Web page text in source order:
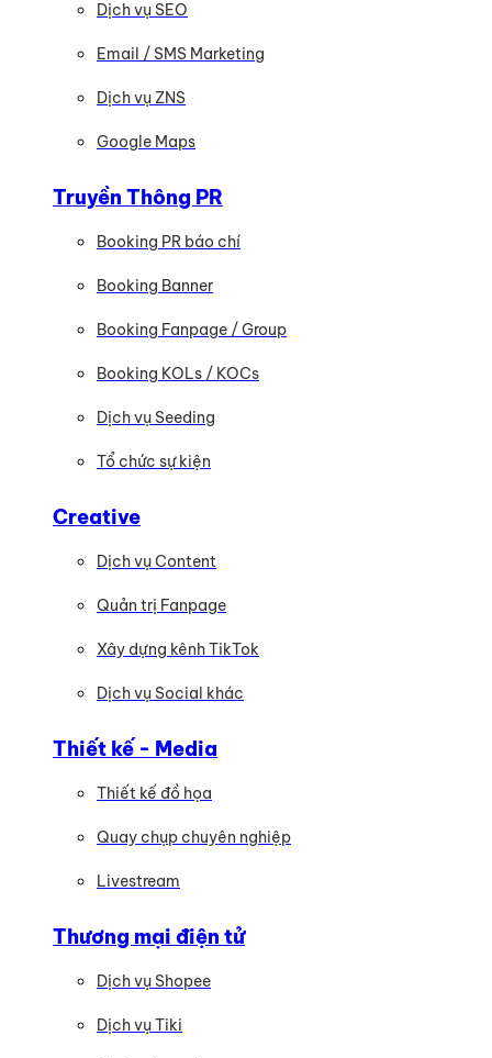
Dịch vụ SEO
Email / SMS Marketing
Dịch vụ ZNS
Google Maps
Truyền Thông PR
Booking PR báo chí
Booking Banner
Booking Fanpage / Group
Booking KOLs / KOCs
Dịch vụ Seeding
Tổ chức sự kiện
Creative
Dịch vụ Content
Quản trị Fanpage
Xây dựng kênh TikTok
Dịch vụ Social khác
Thiết kế - Media
Thiết kế đồ họa
Quay chụp chuyên nghiệp
Livestream
Thương mại điện tử
Dịch vụ Shopee
Dịch vụ Tiki